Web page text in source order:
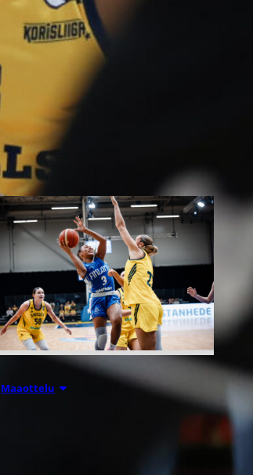
Suomen 16-vuotiaat pojat
ottivat vakuuttavan 85–45-voiton
Luxemburgista B-divisioonan
EM-kilpailuissa johtamalla
ottelua alusta loppuun. Suomi
kohtaa huomenna Ruotsin klo
19.30 Suomen aikaa.
Maaottelu 07.08.2026 21:42
Ruotsi piirun